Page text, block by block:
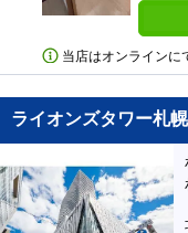
当店はオンラインに
ライオンズタワー札幌